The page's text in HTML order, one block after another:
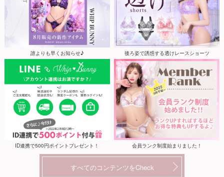
誰よりも早くお知らせ♪ 後ろ姿で誘惑する透けレースショーツ
ID連携で500円ポイントプレゼント！ 会員ランク制度始まりました！
すべてのコンテンツをCheck